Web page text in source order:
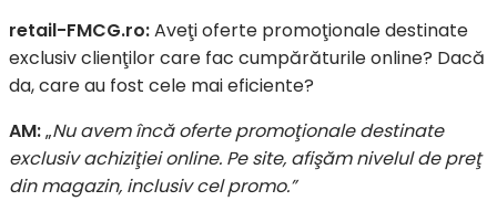
retail-FMCG.ro:Aveţi oferte promoţionale destinate
exclusiv clienţilor care fac cumpărăturile online? Dacă
da, care au fost cele mai eficiente?
AM:„Nu avem încă oferte promoţionale destinate
exclusiv achiziţiei online. Pe site, afişăm nivelul de preţ
din magazin, inclusiv cel promo.”